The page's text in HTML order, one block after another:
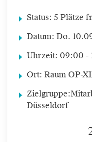
Status: 5 Plätze
Datum: Do.
Uhrzeit: 09:00 -
Ort: Raum OP-
Zielgruppe:
Düsseldorf